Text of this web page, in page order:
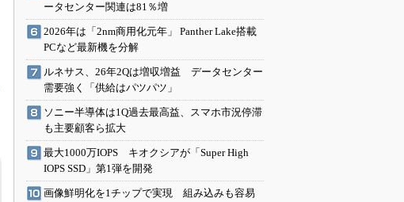
ータセンター関連は81％増
2026年は「2nm商用化元年」 Panther Lake搭載
PCなど最新機を分解
ルネサス、26年2Qは増収増益 データセンター
需要強く「供給はパツパツ」
ソニー半導体は1Q過去最高益、スマホ市況停滞
も主要顧客ら拡大
最大1000万IOPS キオクシアが「Super High
IOPS SSD」第1弾を開発
画像鮮明化を1チップで実現 組み込みも容易